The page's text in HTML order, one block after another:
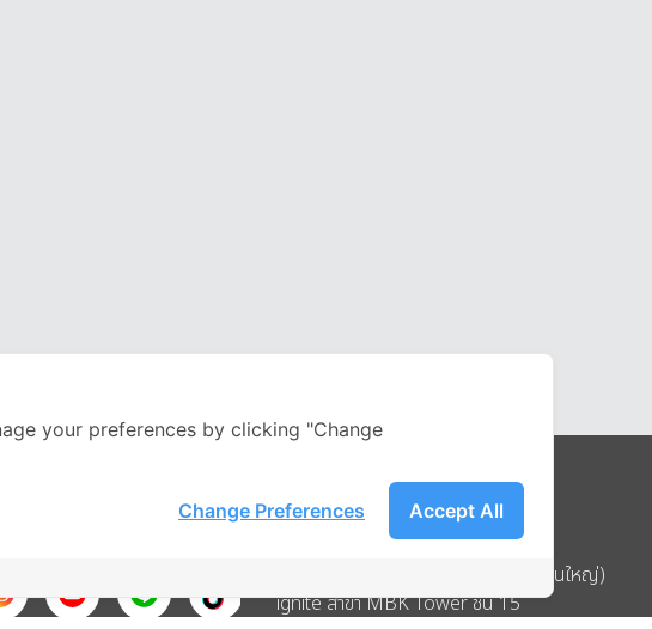
Address
บริษัท อิกไนท์ เอ สตาร์ จำกัด (สำนักงานใหญ่)
ignite สาขา MBK Tower ชั้น 15
your preferences by clicking "Change
Accept All
Change Preferences